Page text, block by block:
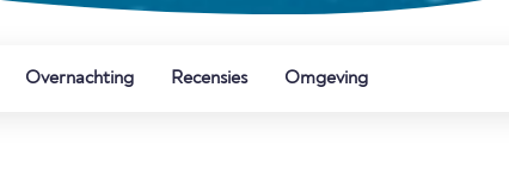
Overnachting Recensies Omgeving